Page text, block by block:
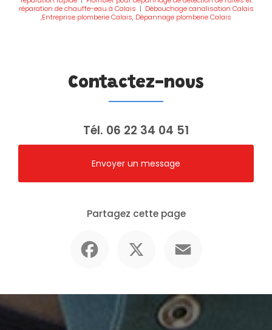
réparation de chauffe-eau à Calais | Débouchage canalisation Calais
,Entreprise plomberie Calais, Dépannage plomberie Calais
Contactez-nous
Tél. 06 22 34 04 51
Envoyer un message
Partagez cette page